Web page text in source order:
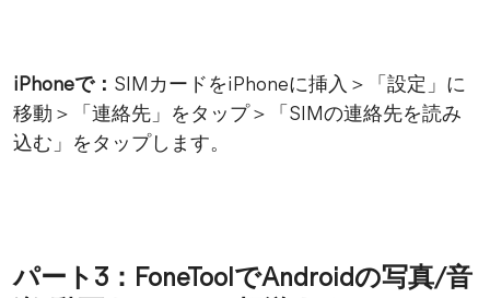
iPhoneで： SIMカードをiPhoneに挿入＞「設定」に
移動＞「連絡先」をタップ＞「SIMの連絡先を読み
込む」をタップします。
パート3：FoneToolでAndroidの写真/音